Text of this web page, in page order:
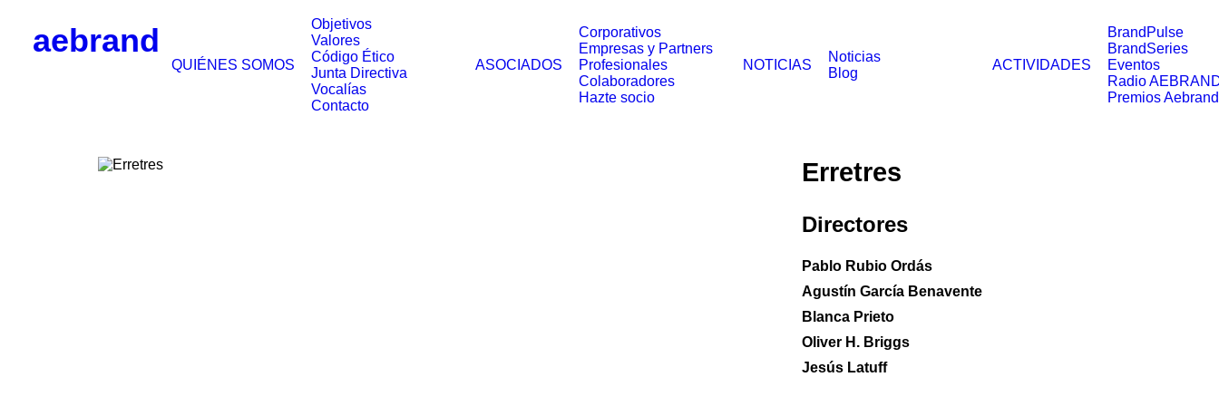
aebrand
QUIÉNES SOMOS
Objetivos
Valores
Código Ético
Junta Directiva
Vocalías
Contacto
ASOCIADOS
Corporativos
Empresas y Partners
Profesionales
Colaboradores
Hazte socio
NOTICIAS
Noticias
Blog
ACTIVIDADES
BrandPulse
BrandSeries
Eventos
Radio
Premios Aebrand
Erretres
Directores
Pablo Rubio Ordás
Agustín García Benavente
Blanca Prieto
Oliver H. Briggs
Jesús Latuff